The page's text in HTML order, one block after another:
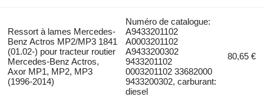
Ressort à lames Mercedes-
Benz Actros MP2/MP3 1841
(01.02-) pour tracteur routier
Mercedes-Benz Actros,
Axor MP1, MP2, MP3
(1996-2014)
Numéro de catalogue:
A9433201102
A0003201102
A9433200302
9433201102
0003201102 33682000
9433200302, carburant:
diesel
80,65 €